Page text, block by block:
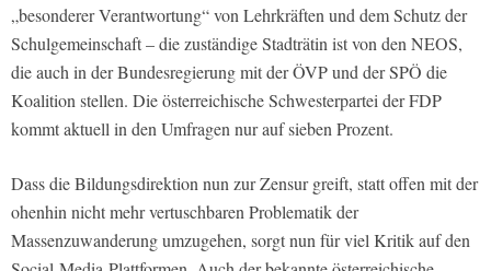
„besonderer Verantwortung“ von Lehrkräften und dem Schutz der
Schulgemeinschaft – die zuständige Stadträtin ist von den NEOS,
die auch in der Bundesregierung mit der ÖVP und der SPÖ die
Koalition stellen. Die österreichische Schwesterpartei der FDP
kommt aktuell in den Umfragen nur auf sieben Prozent.
Dass die Bildungsdirektion nun zur Zensur greift, statt offen mit der
ohenhin nicht mehr vertuschbaren Problematik der
Massenzuwanderung umzugehen, sorgt nun für viel Kritik auf den